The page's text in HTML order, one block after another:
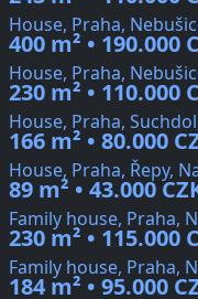
House, Praha,
400 m² • 190.000
House, Praha,
230 m² • 110.000
House, Praha,
166 m² • 80.000
House, Praha, Řepy,
89 m² • 43.000
Family house, Praha,
230 m² • 115.000
Family house, Praha,
184 m² • 95.000